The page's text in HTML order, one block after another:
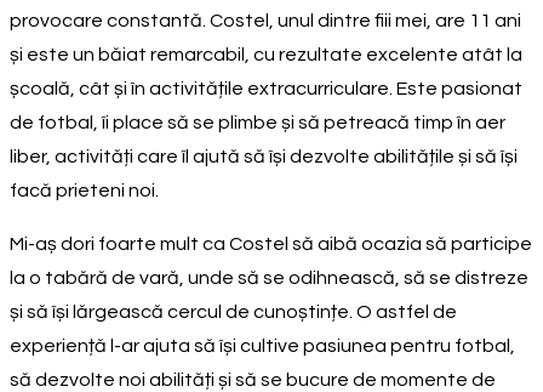
provocare constantă. Costel, unul dintre fiii mei, are 11 ani
și este un băiat remarcabil, cu rezultate excelente atât la
școală, cât și în activitățile extracurriculare. Este pasionat
de fotbal, îi place să se plimbe și să petreacă timp în aer
liber, activități care îl ajută să își dezvolte abilitățile și să își
facă prieteni noi.
Mi-aș dori foarte mult ca Costel să aibă ocazia să participe
la o tabără de vară, unde să se odihnească, să se distreze
și să își lărgească cercul de cunoștințe. O astfel de
experiență l-ar ajuta să își cultive pasiunea pentru fotbal,
să dezvolte noi abilități și să se bucure de momente de